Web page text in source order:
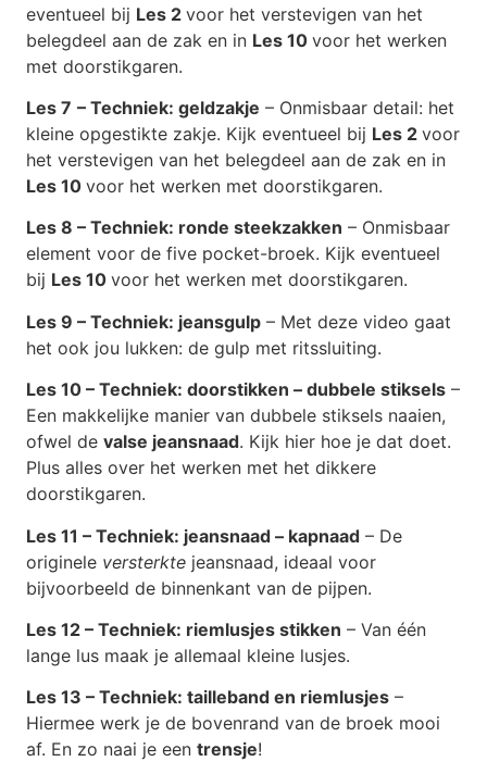
eventueel bij Les 2 voor het verstevigen van het
belegdeel aan de zak en in Les 10 voor het werken
met doorstikgaren.
Les 7 – Techniek: geldzakje – Onmisbaar detail: het
kleine opgestikte zakje. Kijk eventueel bij Les 2 voor
het verstevigen van het belegdeel aan de zak en in
Les 10 voor het werken met doorstikgaren.
Les 8 – Techniek: ronde steekzakken – Onmisbaar
element voor de five pocket-broek. Kijk eventueel
bij Les 10 voor het werken met doorstikgaren.
Les 9 – Techniek: jeansgulp – Met deze video gaat
het ook jou lukken: de gulp met ritssluiting.
Les 10 – Techniek: doorstikken – dubbele stiksels –
Een makkelijke manier van dubbele stiksels naaien,
ofwel de valse jeansnaad. Kijk hier hoe je dat doet.
Plus alles over het werken met het dikkere
doorstikgaren.
Les 11 – Techniek: jeansnaad – kapnaad – De
originele versterkte jeansnaad, ideaal voor
bijvoorbeeld de binnenkant van de pijpen.
Les 12 – Techniek: riemlusjes stikken – Van één
lange lus maak je allemaal kleine lusjes.
Les 13 – Techniek: tailleband en riemlusjes –
Hiermee werk je de bovenrand van de broek mooi
af. En zo naai je een trensje!